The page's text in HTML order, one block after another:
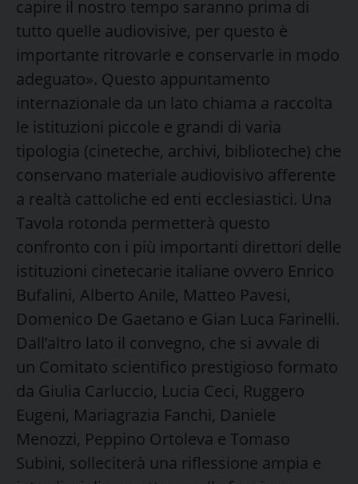
capire il nostro tempo saranno prima di
tutto quelle audiovisive, per questo è
importante ritrovarle e conservarle in modo
adeguato». Questo appuntamento
internazionale da un lato chiama a raccolta
le istituzioni piccole e grandi di varia
tipologia (cineteche, archivi, biblioteche) che
conservano materiale audiovisivo afferente
a realtà cattoliche ed enti ecclesiastici. Una
Tavola rotonda permetterà questo
confronto con i più importanti direttori delle
istituzioni cinetecarie italiane ovvero Enrico
Bufalini, Alberto Anile, Matteo Pavesi,
Domenico De Gaetano e Gian Luca Farinelli.
Dall’altro lato il convegno, che si avvale di
un Comitato scientifico prestigioso formato
da Giulia Carluccio, Lucia Ceci, Ruggero
Eugeni, Mariagrazia Fanchi, Daniele
Menozzi, Peppino Ortoleva e Tomaso
Subini, solleciterà una riflessione ampia e